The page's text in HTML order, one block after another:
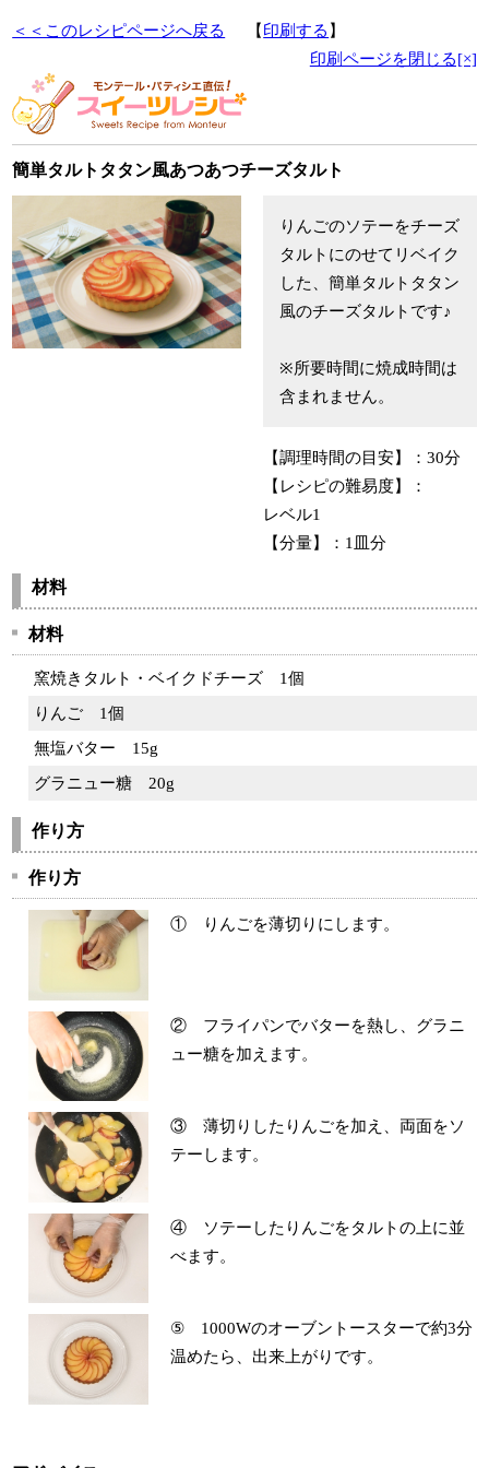
＜＜このレシピページへ戻る 【 印刷する 】
印刷ページを閉じる[×]
簡単タルトタタン風あつあつチーズタルト
りんごのソテーをチーズ
タルトにのせてリベイク
した、簡単タルトタタン
風のチーズタルトです♪
※所要時間に焼成時間は
含まれません。
【調理時間の目安】：30分
【レシピの難易度】：
レベル1
【分量】： 1皿分
材料
材料
窯焼きタルト・ベイクドチーズ
1個
りんご
1個
無塩バター
15g
グラニュー糖
20g
作り方
作り方
① りんごを薄切りにします。
② フライパンでバターを熱し、グラニ
ュー糖を加えます。
③ 薄切りしたりんごを加え、両面をソ
テーします。
④ ソテーしたりんごをタルトの上に並
べます。
⑤ 1000Wのオーブントースターで約3分
温めたら、出来上がりです。